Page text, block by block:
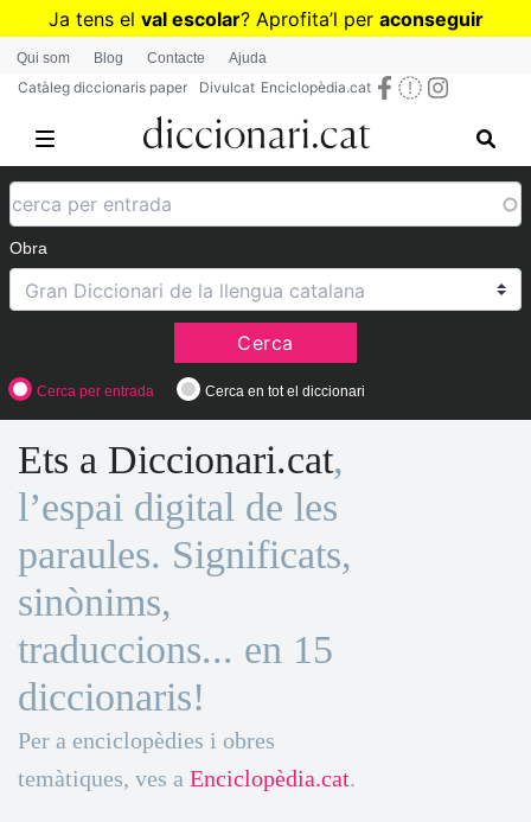
Vés
contingut
Ja tens el val escolar? Aprofita’l per aconseguir
diccionaris per a Primària o Secundària
Qui som Blog Contacte Ajuda
Catàleg diccionaris paper Divulcat Enciclopèdia.cat
Obra
Cerca
Cerca per entrada Cerca en tot el diccionari
Ets a Diccionari.cat,
l’espai digital de les
paraules. Significats,
sinònims,
traduccions... en 15
diccionaris!
Per a enciclopèdies i obres
temàtiques, ves a Enciclopèdia.cat.